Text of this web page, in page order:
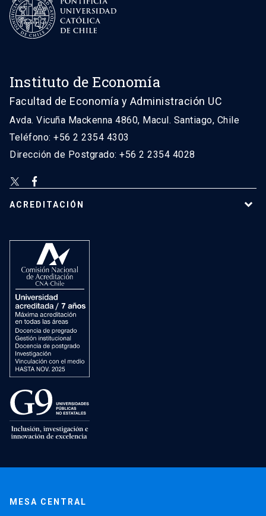
Instituto de Economía
Facultad de Economía y Administración UC
Avda. Vicuña Mackenna 4860, Macul. Santiago, Chile
Teléfono: +56 2 2354 4303
Dirección de Postgrado: +56 2 2354 4028
ACREDITACIÓN
MESA CENTRAL